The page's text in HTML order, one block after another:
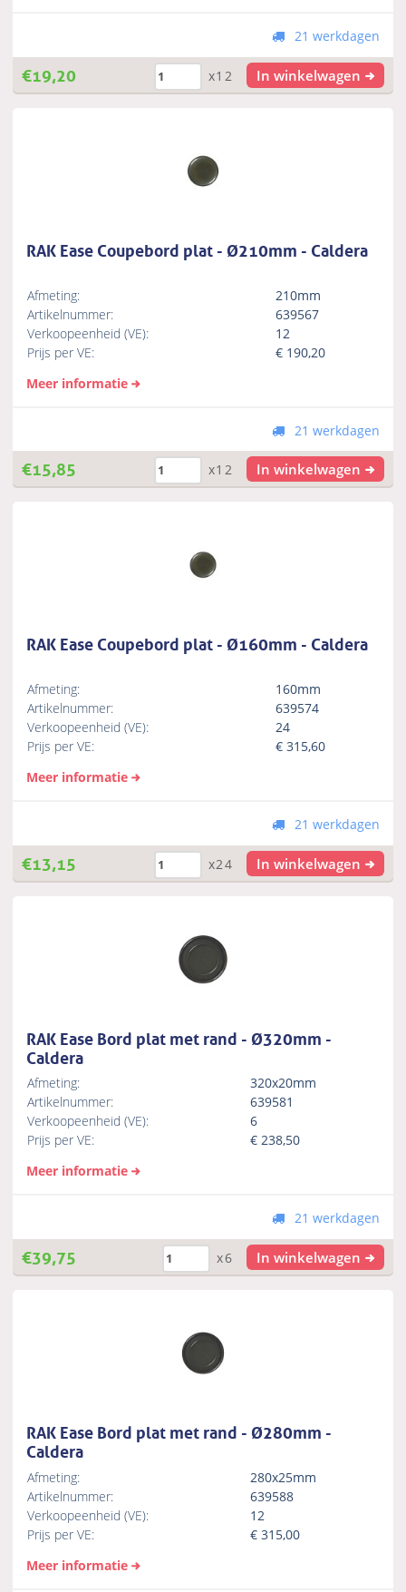
21 werkdagen
€19,20 x12 In winkelwagen
RAK Ease Coupebord plat - Ø210mm - Caldera
Afmeting:
210mm
Artikelnummer:
639567
Verkoopeenheid (VE):
12
Prijs per VE:
€ 190,20
Meer informatie
21 werkdagen
€15,85 x12 In winkelwagen
RAK Ease Coupebord plat - Ø160mm - Caldera
Afmeting:
160mm
Artikelnummer:
639574
Verkoopeenheid (VE):
24
Prijs per VE:
€315,60
Meer informatie
21 werkdagen
€13,15 x24 In winkelwagen
RAK Ease Bord plat met rand - Ø320mm -
Caldera
Afmeting:
320x20mm
Artikelnummer:
639581
Verkoopeenheid (VE):
6
Prijs per VE:
€238,50
Meer informatie
21 werkdagen
€39,75 x6 In winkelwagen
RAK Ease Bord plat met rand - Ø280mm -
Caldera
Afmeting:
280x25mm
Artikelnummer:
639588
Verkoopeenheid (VE):
12
Prijs per VE:
€315,00
Meer informatie